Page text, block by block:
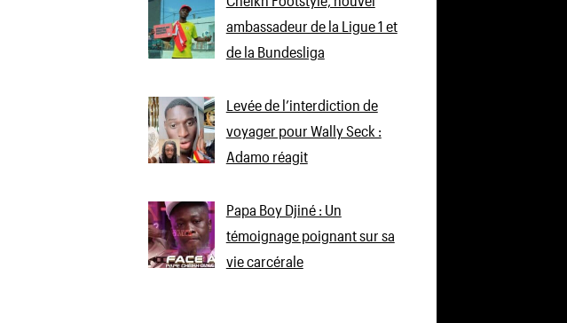
ambassadeur de la Ligue 1 et
de la Bundesliga
Levée de l’interdiction de
voyager pour Wally Seck :
Adamo réagit
Papa Boy Djiné : Un
témoignage poignant sur sa
vie carcérale